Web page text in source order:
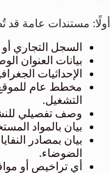
أولًا: مستندات عامة
السجل التجاري أو
بيانات العنوان
الإحداثيات
مخطط عام
التشغيل.
وصف تفصيلي
بيان بالمواد
بيان بمصادر
الضوضاء.
أي تراخيص أو